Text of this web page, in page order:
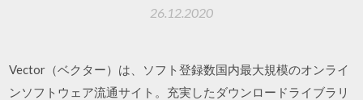
26.12.2020
Vector（ベクター）は、ソフト登録数国内最大規模のオンライ
ンソフトウェア流通サイト。充実したダウンロードライブラリ